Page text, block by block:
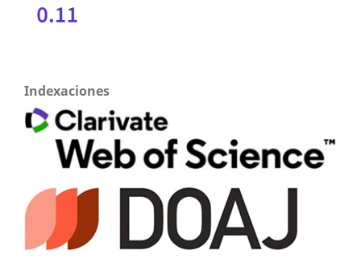
Indexaciones